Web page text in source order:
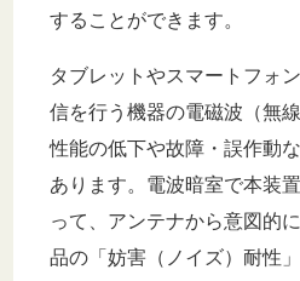
することができます。
タブレットやスマートフォ
信を行う機器の電磁波（無
性能の低下や故障・誤作動
あります。電波暗室で本装
って、アンテナから意図的
品の「妨害（ノイズ）耐性